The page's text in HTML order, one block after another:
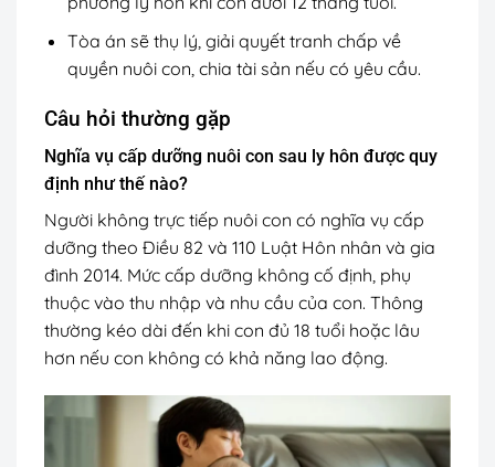
Tòa án sẽ thụ lý, giải quyết tranh chấp về
quyền nuôi con, chia tài sản nếu có yêu cầu.
Câu hỏi thường gặp
Nghĩa vụ cấp dưỡng nuôi con sau ly hôn được quy
định như thế nào?
Người không trực tiếp nuôi con có nghĩa vụ cấp
dưỡng theo Điều 82 và 110 Luật Hôn nhân và gia
đình 2014. Mức cấp dưỡng không cố định, phụ
thuộc vào thu nhập và nhu cầu của con. Thông
thường kéo dài đến khi con đủ 18 tuổi hoặc lâu
hơn nếu con không có khả năng lao động.